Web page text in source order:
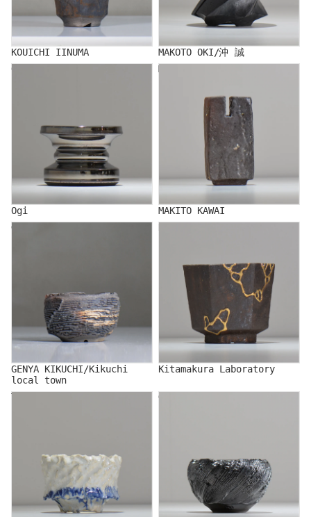
KOUICHI IINUMA
MAKOTO OKI/沖 誠
Ogi
Ogi
MAKITO KAWAI
MAKITO KAWAI
GENYA KIKUCHI/Kikuchi
GENYA KIKUCHI/Kikuchi
local town
Kitamakura Laboratory
TAKASHI KIMURA GLOWERS/グロワーズ